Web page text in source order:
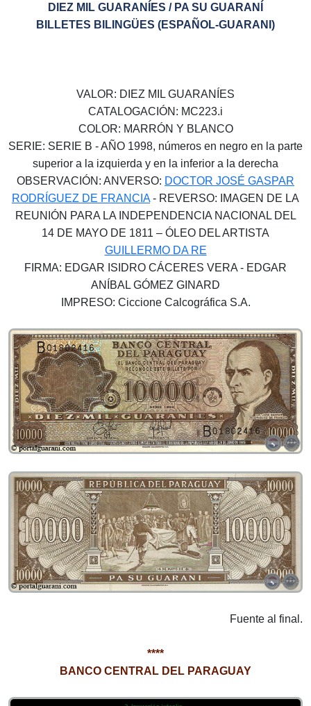
DIEZ MIL GUARANÍES / PA SU GUARANÍ
BILLETES BILINGÜES (ESPAÑOL-GUARANI)
VALOR­: DIEZ MIL GUARANÍES
CATALOGACIÓN­: MC223.i
COLOR: MARRÓN Y BLANCO
SERIE: SERIE B - AÑO 1998, números en negro en la parte
superior a la izquierda y en la inferior a la derecha
OBSERVACIÓN: ANVERSO: DOCTOR JOSÉ GASPAR
RODRÍGUEZ DE FRANCIA- REVERSO: IMAGEN DE LA
REUNIÓN PARA LA INDEPENDENCIA NACIONAL DEL
14 DE MAYO DE 1811 – ÓLEO DEL ARTISTA
GUILLERMO DA RE
FIRMA: EDGAR ISIDRO CÁCERES VERA - EDGAR
ANÍBAL GÓMEZ GINARD
IMPRESO: Ciccione Calcográfica S.A.
Fuente al final.
****
BANCO CENTRAL DEL PARAGUAY